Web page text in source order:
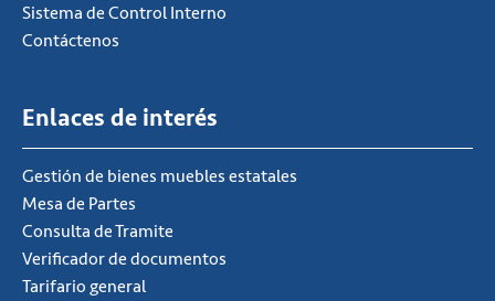
Sistema de Control Interno
Contáctenos
Enlaces de interés
Gestión de bienes muebles estatales
Mesa de Partes
Consulta de Tramite
Verificador de documentos
Tarifario general